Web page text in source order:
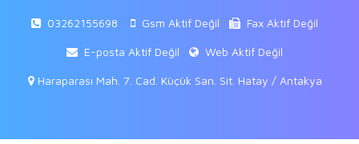
03262155698 Gsm Aktif Değil Fax Aktif Değil
E-posta Aktif Değil Web Aktif Değil
Haraparası Mah. 7. Cad. Küçük San. Sit. Hatay / Antakya